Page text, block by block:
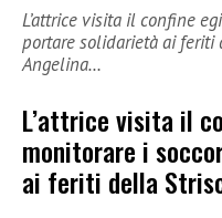
L’attrice visita il confine
portare solidarietà ai feriti
Angelina…
L’attrice visita il
monitorare i
ai feriti della